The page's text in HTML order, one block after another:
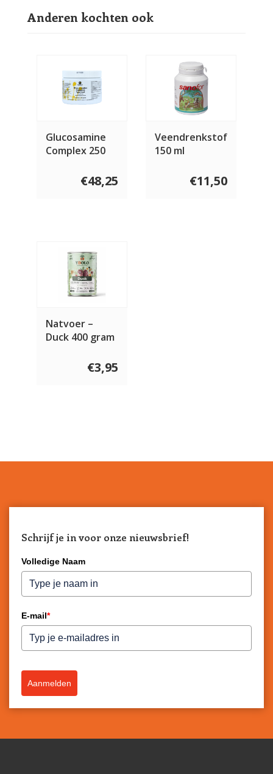
Anderen kochten ook
Glucosamine
Complex 250
€48,25
Veendrenkstof
150 ml
€11,50
Natvoer –
Duck 400 gram
€3,95
Schrijf je in voor onze nieuwsbrief!
Volledige Naam
E-mail*
Aanmelden